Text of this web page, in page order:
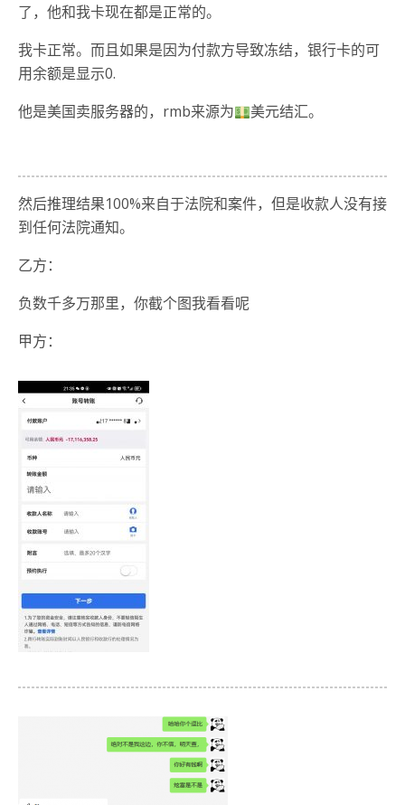
了，他和我卡现在都是正常的。
我卡正常。而且如果是因为付款方导致冻结，银行卡的可
用余额是显示0.
他是美国卖服务器的，rmb来源为
美元结汇。
然后推理结果100%来自于法院和案件，但是收款人没有接
到任何法院通知。
乙方：
负数千多万那里，你截个图我看看呢
甲方：